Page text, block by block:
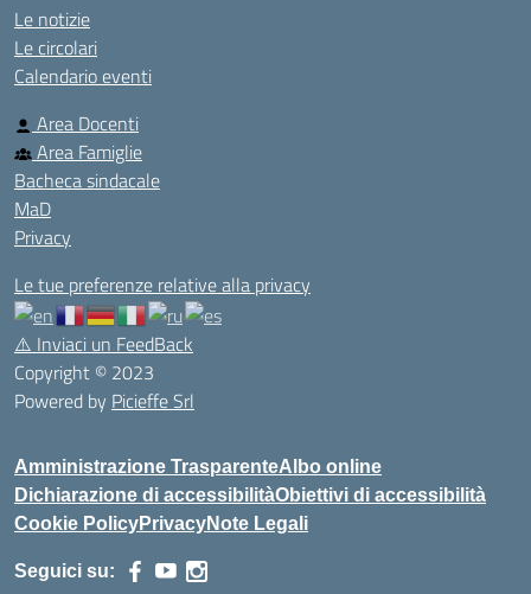
Le notizie
Le circolari
Calendario eventi
Area Docenti
Area Famiglie
Bacheca sindacale
MaD
Privacy
Le tue preferenze relative alla privacy
⚠️ Inviaci un FeedBack
Copyright © 2023
Powered by Picieffe Srl
Amministrazione TrasparenteAlbo online
Dichiarazione di accessibilitàObiettivi di accessibilità
Cookie PolicyPrivacyNote Legali
Seguici su: